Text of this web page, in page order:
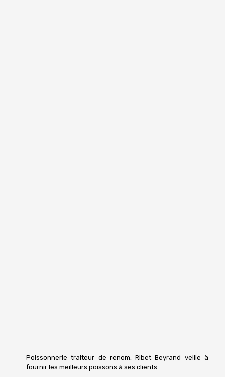
Poissonnerie traiteur de renom, Ribet Beyrand veille à
fournir les meilleurs poissons à ses clients.